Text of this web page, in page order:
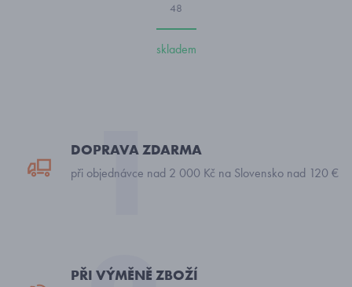
48
skladem
DOPRAVA ZDARMA
při objednávce nad 2 000 Kč na Slovensko nad 120 €
PŘI VÝMĚNĚ ZBOŽÍ